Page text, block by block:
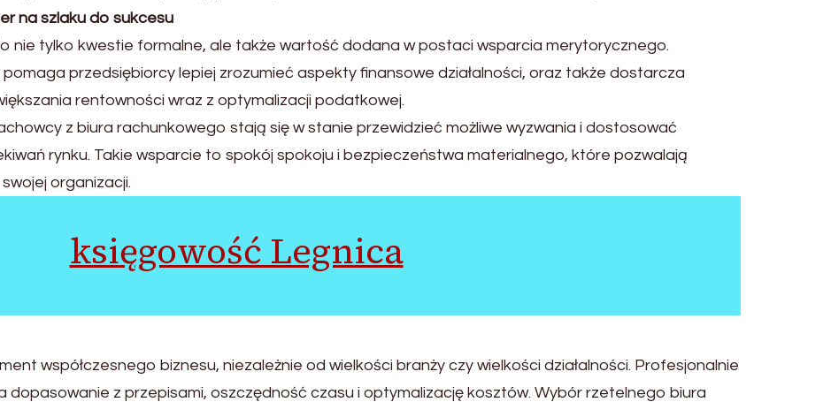
na szlaku do sukcesu
nie tylko kwestie formalne, ale także wartość dodana w postaci wsparcia merytorycznego.
przedsiębiorcy lepiej zrozumieć aspekty finansowe działalności, oraz także dostarcza
rentowności wraz z optymalizacji podatkowej.
z biura rachunkowego stają się w stanie przewidzieć możliwe wyzwania i dostosować
rynku. Takie wsparcie to spokój spokoju i bezpieczeństwa materialnego, które pozwalają
organizacji.
księgowość Legnica
współczesnego biznesu, niezależnie od wielkości branży czy wielkości działalności. Profesjonalnie
z przepisami, oszczędność czasu i optymalizację kosztów. Wybór rzetelnego biura